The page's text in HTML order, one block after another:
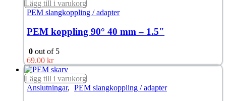
Lägg till i varukorg
PEM slangkoppling / adapter
PEM koppling 90° 40 mm – 1.5″
0 out of 5
69.00 kr
Lägg till i varukorg
Anslutningar, PEM slangkoppling / adapter